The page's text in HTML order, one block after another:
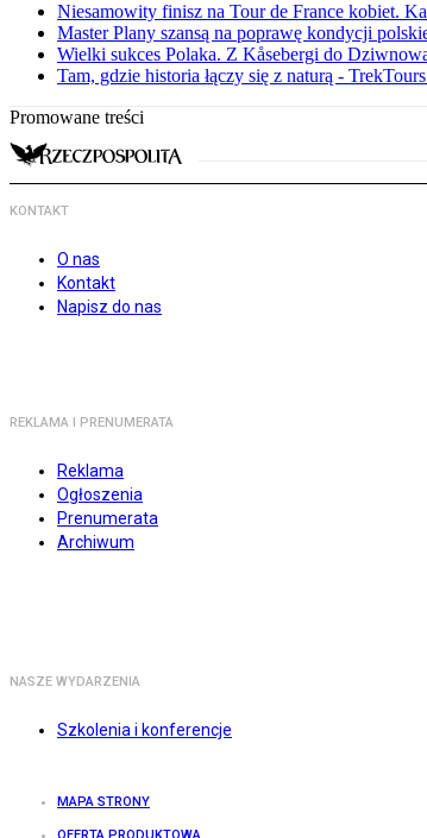
Niesamowity finisz na Tour de France kobiet.
Master Plany szansą na poprawę kondycji
Wielki sukces Polaka. Z Kåsebergi do
Tam, gdzie historia łączy się z naturą -
Promowane treści
KONTAKT
O nas
Kontakt
Napisz do nas
REKLAMA I PRENUMERATA
Reklama
Ogłoszenia
Prenumerata
Archiwum
NASZE WYDARZENIA
Szkolenia i konferencje
MAPA STRONY